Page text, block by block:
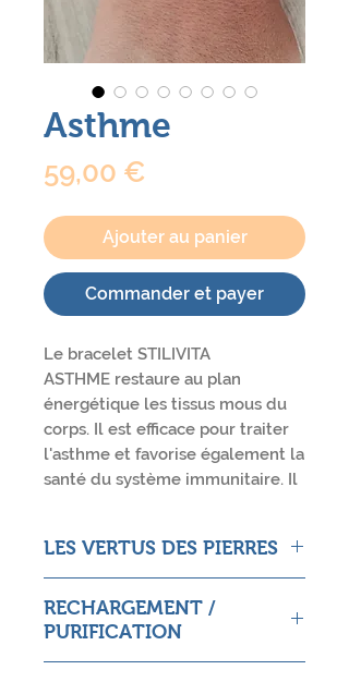
Asthme
59,00 €
Ajouter au panier
Commander et payer
Le bracelet STILIVITA
ASTHME restaure au plan
énergétique les tissus mous du
corps. Il est efficace pour traiter
l'asthme et favorise également la
santé du système immunitaire. Il
si que d'une magnifique fleur de
lotus. Sa taille est réglable de 18
à 23cm grâce à sa chaîne de
rallonge en acier inox
LES VERTUS DES PIERRES
Pierre anti-stress. Forte action
relationnelle parents-enfants.
Favorise l’amour de soi. Amplifie
RECHARGEMENT /
PURIFICATION